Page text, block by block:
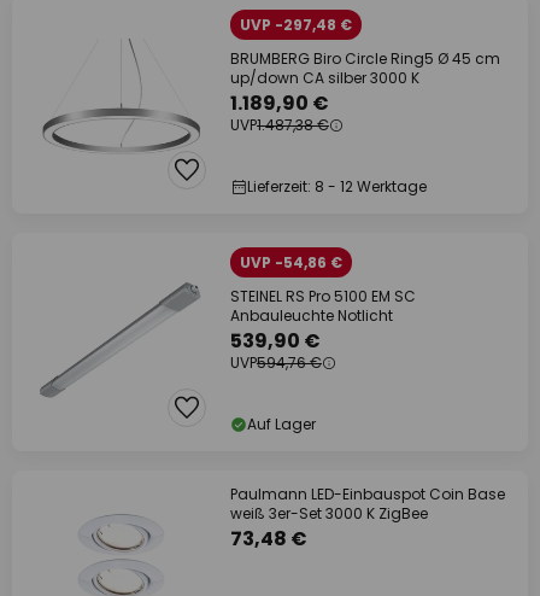
UVP -297,48 €
BRUMBERG Biro Circle Ring5 Ø 45 cm
up/down CA silber 3000 K
1.189,90 €
UVP1.487,38 €
Lieferzeit: 8 - 12 Werktage
UVP -54,86 €
STEINEL RS Pro 5100 EM SC
Anbauleuchte Notlicht
539,90 €
UVP594,76 €
Auf Lager
Paulmann LED-Einbauspot Coin Base
weiß 3er-Set 3000 K ZigBee
73,48 €